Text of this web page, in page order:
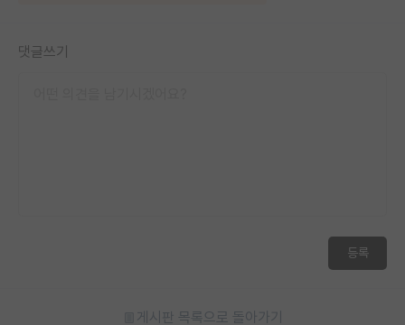
댓글쓰기
등록
게시판 목록으로 돌아가기